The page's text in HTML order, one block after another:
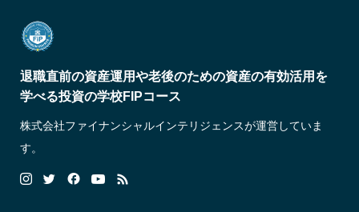
退職直前の資産運用や老後のための資産の有効活用を
学べる投資の学校FIPコース
株式会社ファイナンシャルインテリジェンスが運営していま
す。